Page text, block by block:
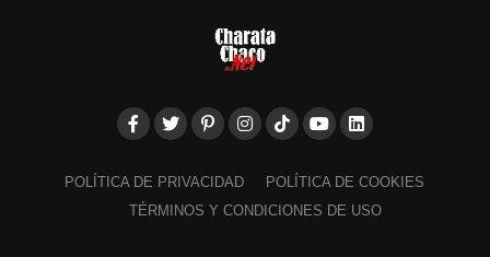
POLÍTICA DE PRIVACIDAD
POLÍTICA DE COOKIES
TÉRMINOS Y CONDICIONES DE USO